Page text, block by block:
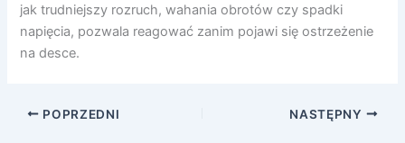
jak trudniejszy rozruch, wahania obrotów czy spadki
napięcia, pozwala reagować zanim pojawi się ostrzeżenie
na desce.
POPRZEDNI NASTĘPNY